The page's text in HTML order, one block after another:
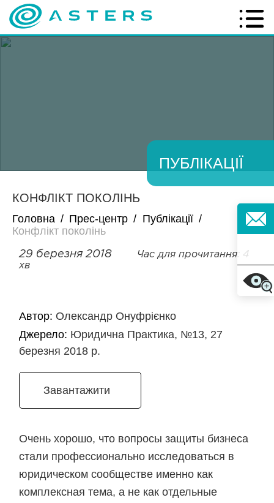
ПУБЛІКАЦІЇ
КОНФЛІКТ ПОКОЛІНЬ
Головна / Прес-центр / Публікації /
Конфлікт поколінь
29 березня 2018
Час для прочитання: 4
хв
Автор: Олександр Онуфрієнко
Джерело: Юридична Практика, №13, 27
березня 2018 р.
Завантажити
Очень хорошо, что вопросы защиты бизнеса
стали профессионально исследоваться в
юридическом сообществе именно как
комплексная тема, а не как отдельные